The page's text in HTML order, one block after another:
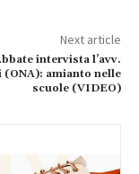
Next article
intervista l’avv.
(ONA): amianto nelle
scuole (VIDEO)